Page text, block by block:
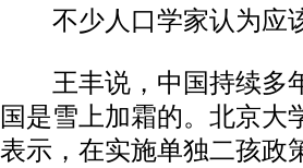
不少人口学家认为应
王丰说，中国持续多年
国是雪上加霜的。北京大
表示，在实施单独二孩政